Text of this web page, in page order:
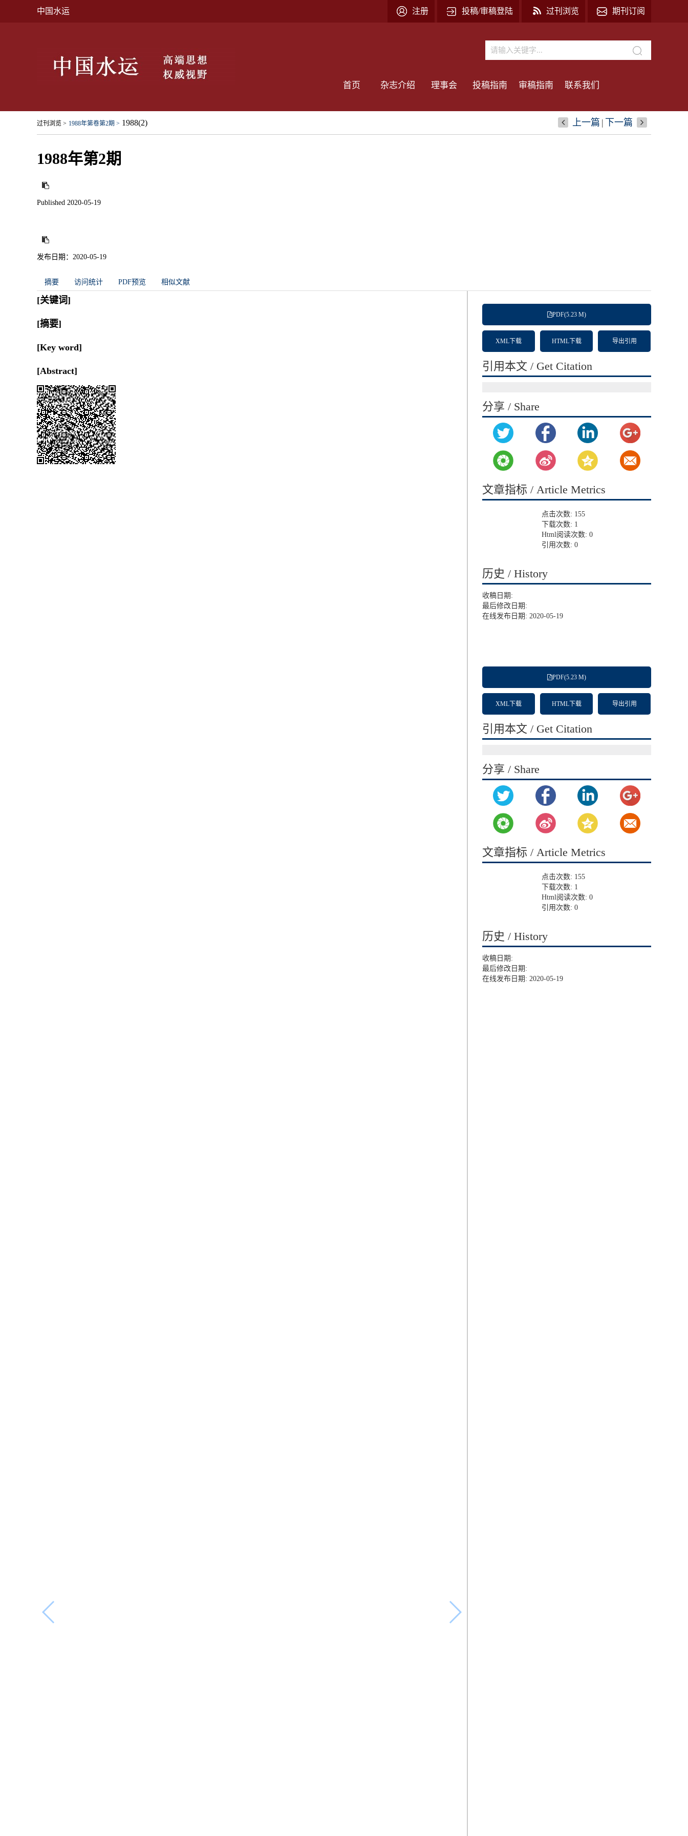
中国水运 期刊订阅
过刊浏览
投稿/审稿登陆
注册
首页 杂志介绍 理事会 投稿指南 审稿指南 联系我们
过刊浏览 > 1988年第卷第2期 > 1988(2) 上一篇 | 下一篇
1988年第2期
Published 2020-05-19
发布日期：2020-05-19
摘要 访问统计 PDF预览 相似文献
[关键词]
[摘要]
[Key word]
[Abstract]
PDF(5.23 M)
XML下载 HTML下载 导出引用
引用本文 / Get Citation
分享 / Share
文章指标 / Article Metrics
点击次数: 155
下载次数: 1
Html阅读次数: 0
引用次数: 0
历史 / History
收稿日期:
最后修改日期:
在线发布日期: 2020-05-19
PDF(5.23 M)
XML下载 HTML下载 导出引用
引用本文 / Get Citation
分享 / Share
文章指标 / Article Metrics
点击次数: 155
下载次数: 1
Html阅读次数: 0
引用次数: 0
历史 / History
收稿日期:
最后修改日期:
在线发布日期: 2020-05-19